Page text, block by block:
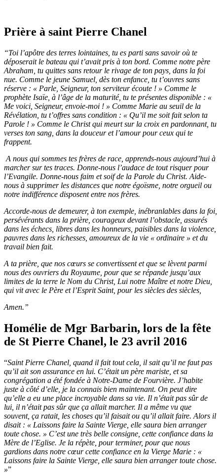
Prière à saint Pierre Chanel
“Toi l’apôtre des terres lointaines, tu es parti sans savoir où te
déposerait le bateau qui t’avait pris à ton bord. Comme notre père
Abraham, tu quittes sans retour le rivage de ton pays, dans la foi
nue. Comme le jeune Samuel, dès ton enfance, tu t’ouvres sans
réserve : « Parle, Seigneur, ton serviteur écoute ! » Comme le
prophète Isaïe, à l’âge de la maturité, tu te présentes disponible : «
Me voici, Seigneur, envoie-moi ! » Comme Marie au seuil de la
Révélation, tu t’offres sans condition : « Qu’il me soit fait selon ta
Parole ! » Comme le Christ qui meurt sur la croix en pardonnant, tu
verses ton sang, dans la douceur et l’amour pour ceux qui te
frappent.
A nous qui sommes tes frères de race, apprends-nous aujourd’hui à
marcher sur tes traces. Donne-nous l’audace de tout risquer pour
l’Evangile. Donne-nous faim et soif de la Parole du Christ. Aide-
nous à supprimer les distances que notre égoïsme, notre orgueil ou
notre indifférence disposent entre nos frères.
Accorde-nous de demeurer, à ton exemple, inébranlables dans la foi,
persévérants dans la prière, courageux devant l’obstacle, assurés
dans les échecs, libres dans les honneurs, paisibles dans la violence,
pauvres dans les richesses, amoureux de la vie « ordinaire » et du
travail bien fait.
A ta prière, que nos cœurs se convertissent et que se lèvent parmi
nous des ouvriers du Royaume, pour que se répande jusqu’aux
limites de la terre le Nom du Christ, Lui notre Maître et notre Dieu,
qui vit avec le Père et l’Esprit Saint, pour les siècles des siècles,
Amen.”
Homélie de Mgr Barbarin, lors de la fête
de St Pierre Chanel, le 23 avril 2016
“Saint Pierre Chanel, quand il fait tout cela, il sait qu’il ne faut pas
qu’il ait son assurance en lui. C’était un père mariste, et sa
congrégation a été fondée à Notre-Dame de Fourvière. J’habite
juste à côté d’elle, je la connais bien maintenant. On peut dire
qu’elle a eu une place incroyable dans sa vie. Il n’était pas sûr de
lui, il n’était pas sûr que ça allait marcher. Il a même vu que
souvent, ça ratait, les choses qu’il faisait ou qu’il allait faire. Alors il
disait : « Laissons faire la Sainte Vierge, elle saura bien arranger
toute chose. » C’est une très belle consigne, cette confiance dans la
Mère de l’Eglise. Je la répète, pour terminer, pour que nous
gardions dans notre cœur cette confiance en la Vierge Marie : «
Laissons faire la Sainte Vierge, elle saura bien arranger toute chose.
»”